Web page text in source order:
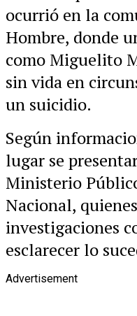
ocurrió en la
Hombre, donde
como Miguelito
sin vida en
un suicidio.
Según
lugar se
Ministerio
Nacional,
investigaciones
esclarecer lo
Advertisement